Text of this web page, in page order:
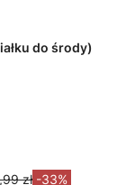
do środy)
zł -33%